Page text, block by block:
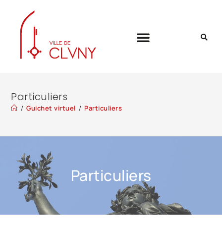
Particuliers
/ Guichet virtuel / Particuliers
Particuliers